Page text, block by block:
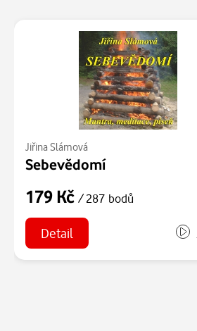
Jiřina Slámová
Sebevědomí
179 Kč / 287 bodů
Detail